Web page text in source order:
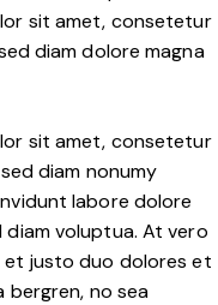
sit amet, consetetur
diam dolore magna
sit amet, consetetur
diam nonumy
labore dolore
diam voluptua. At vero
et justo duo dolores et
bergren, no sea